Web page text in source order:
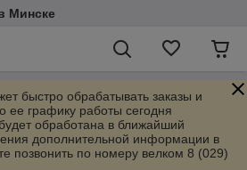
Минске
быстро обрабатывать заказы и
ее графику работы сегодня
обработана в ближайший
дополнительной информации в
позвонить по номеру велком 8 (029)